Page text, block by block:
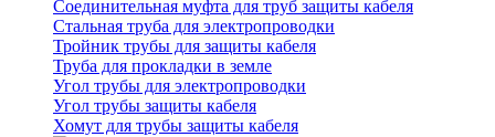
Соединительная муфта для труб защиты кабеля
Стальная труба для электропроводки
Тройник трубы для защиты кабеля
Труба для прокладки в земле
Угол трубы для электропроводки
Угол трубы защиты кабеля
Хомут для трубы защиты кабеля